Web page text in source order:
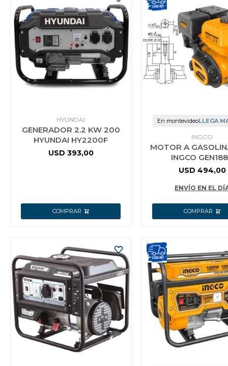
HYUNDAI
GENERADOR 2.2 KW 200
HYUNDAI HY2200F
USD 393,00
En montevideoLLEGA
INGCO
MOTOR A
INGCO
USD 494,00
ENVÍO EN EL